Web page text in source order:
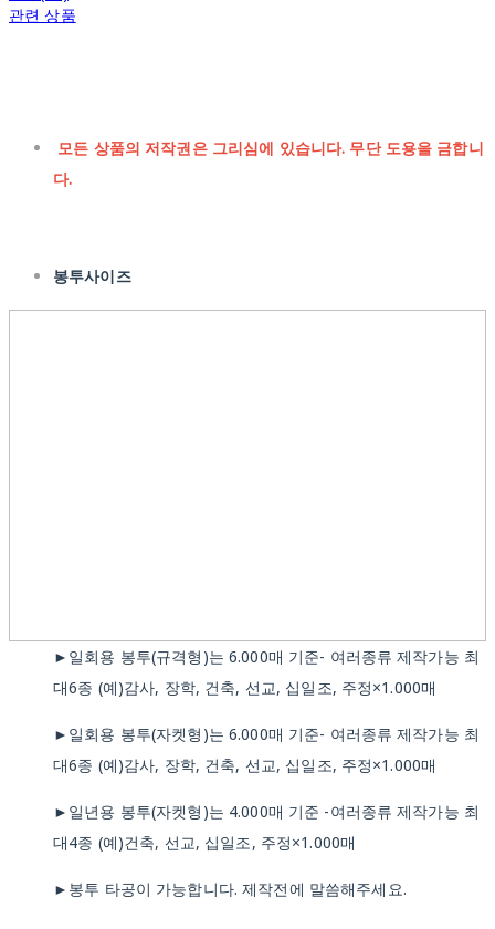
관련 상품
모든 상품의 저작권은 그리심에 있습니다. 무단 도용을 금합니
다.
봉투사이즈
►일회용 봉투(규격형)는 6.000매 기준- 여러종류 제작가능 최
대6종 (예)감사, 장학, 건축, 선교, 십일조, 주정×1.000매
►일회용 봉투(자켓형)는 6.000매 기준- 여러종류 제작가능 최
대6종 (예)감사, 장학, 건축, 선교, 십일조, 주정×1.000매
►일년용 봉투(자켓형)는 4.000매 기준 -여러종류 제작가능 최
대4종 (예)건축, 선교, 십일조, 주정×1.000매
►봉투 타공이 가능합니다. 제작전에 말씀해주세요.